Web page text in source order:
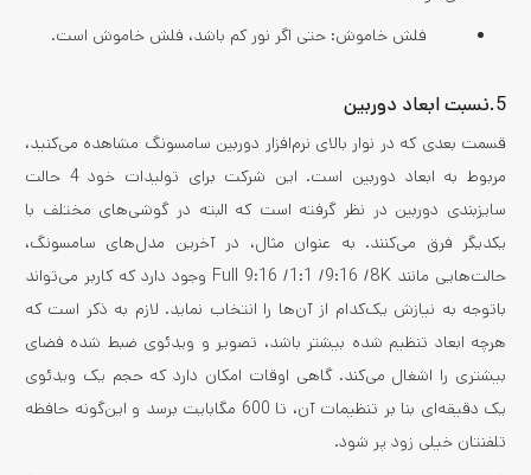
فلش خاموش: حتی اگر نور کم باشد، فلش خاموش است.
5.نسبت ابعاد دوربین
قسمت بعدی که در نوار بالای نرم‌افزار دوربین سامسونگ مشاهده می‌کنید،
مربوط به ابعاد دوربین است. این شرکت برای تولیدات خود 4 حالت
سایزبندی دوربین در نظر گرفته است که البته در گوشی‌های مختلف با
یکدیگر فرق می‌کنند. به عنوان مثال، در آخرین مدل‌های سامسونگ،
حالت‌هایی مانند Full 9:16 /1:1 /9:16 /8K وجود دارد که کاربر می‌تواند
باتوجه به نیازش یک‌کدام از آن‌ها را انتخاب نماید. لازم به ذکر است که
هرچه ابعاد تنظیم شده بیشتر باشد، تصویر و ویدئوی ضبط شده فضای
بیشتری را اشغال می‌کند. گاهی اوقات امکان دارد که حجم یک ویدئوی
یک دقیقه‌ای بنا بر تنظیمات آن، تا 600 مگابایت برسد و این‌گونه حافظه
تلفنتان خیلی زود پر شود.